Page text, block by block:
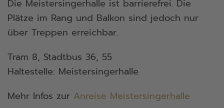
Die Meistersingerhalle ist barrierefrei. Die
Plätze im Rang und Balkon sind jedoch nur
über Treppen erreichbar.
Tram 8, Stadtbus 36, 55
Haltestelle: Meistersingerhalle
Mehr Infos zur Anreise Meistersingerhalle